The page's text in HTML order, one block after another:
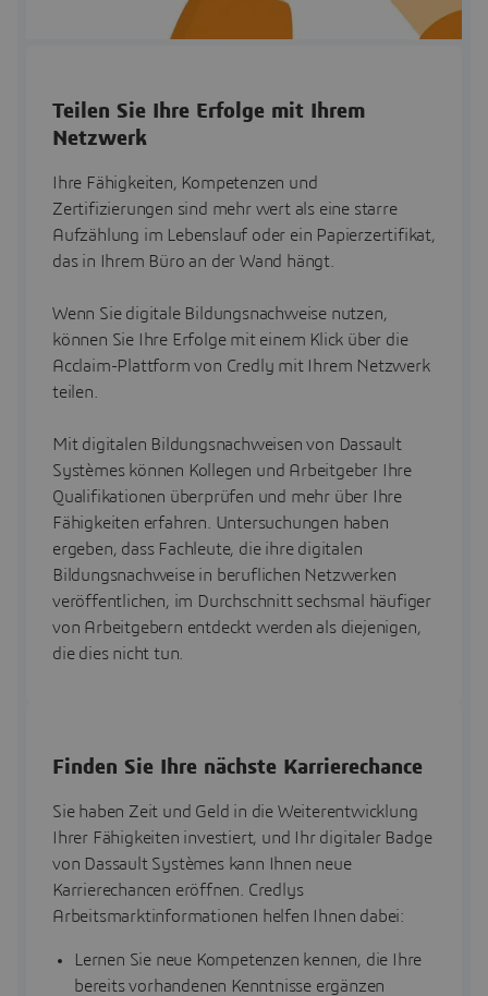
Teilen Sie Ihre Erfolge mit Ihrem
Netzwerk
Ihre Fähigkeiten, Kompetenzen und
Zertifizierungen sind mehr wert als eine starre
Aufzählung im Lebenslauf oder ein Papierzertifikat,
das in Ihrem Büro an der Wand hängt.
Wenn Sie digitale Bildungsnachweise nutzen,
können Sie Ihre Erfolge mit einem Klick über die
Acclaim-Plattform von Credly mit Ihrem Netzwerk
teilen.
Mit digitalen Bildungsnachweisen von Dassault
Systèmes können Kollegen und Arbeitgeber Ihre
Qualifikationen überprüfen und mehr über Ihre
Fähigkeiten erfahren. Untersuchungen haben
ergeben, dass Fachleute, die ihre digitalen
Bildungsnachweise in beruflichen Netzwerken
veröffentlichen, im Durchschnitt sechsmal häufiger
von Arbeitgebern entdeckt werden als diejenigen,
die dies nicht tun.
Finden Sie Ihre nächste Karrierechance
Sie haben Zeit und Geld in die Weiterentwicklung
Ihrer Fähigkeiten investiert, und Ihr digitaler Badge
von Dassault Systèmes kann Ihnen neue
Karrierechancen eröffnen. Credlys
Arbeitsmarktinformationen helfen Ihnen dabei:
Lernen Sie neue Kompetenzen kennen, die Ihre
bereits vorhandenen Kenntnisse ergänzen